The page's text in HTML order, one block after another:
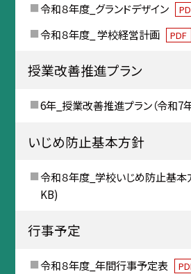
令和８年度_グランドデザイン
令和８年度_ 学校経営計画
PDF
授業改善推進プラン
6年_授業改善推進プラン（令和7年
いじめ防止基本方針
令和８年度_学校いじめ防止基本
KB)
行事予定
令和８年度_年間行事予定表